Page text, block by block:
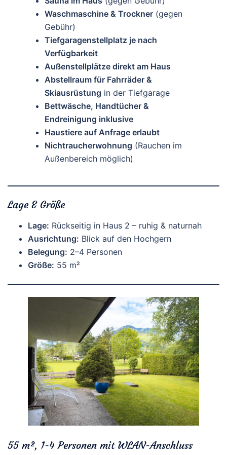
Waschmaschine & Trockner (gegen
Gebühr)
Tiefgaragenstellplatz je nach
Verfügbarkeit
Außenstellplätze direkt am Haus
Abstellraum für Fahrräder &
Skiausrüstung in der Tiefgarage
Bettwäsche, Handtücher &
Endreinigung inklusive
Haustiere auf Anfrage erlaubt
Nichtraucherwohnung (Rauchen im
Außenbereich möglich)
Lage & Größe
Lage: Rückseitig in Haus 2 – ruhig & naturnah
Ausrichtung: Blick auf den Hochgern
Belegung: 2–4 Personen
Größe: 55 m²
55 m², 1-4 Personen mit WLAN-Anschluss